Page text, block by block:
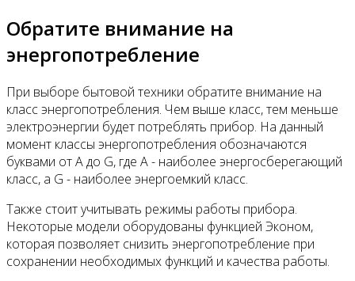
Обратите внимание на
энергопотребление
При выборе бытовой техники обратите внимание на
класс энергопотребления. Чем выше класс, тем меньше
электроэнергии будет потреблять прибор. На данный
момент классы энергопотребления обозначаются
буквами от A до G, где A - наиболее энергосберегающий
класс, а G - наиболее энергоемкий класс.
Также стоит учитывать режимы работы прибора.
Некоторые модели оборудованы функцией Эконом,
которая позволяет снизить энергопотребление при
сохранении необходимых функций и качества работы.